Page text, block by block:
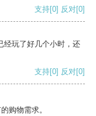
支持[0] 反对[0]
经玩了好几个小时，还
支持[0] 反对[0]
购物需求。